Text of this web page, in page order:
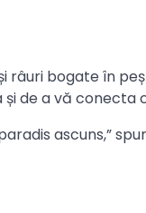
râuri bogate în
de a vă conecta
ascuns,”